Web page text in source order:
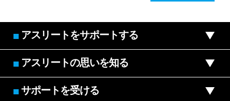
■ アスリートをサポートする
■ アスリートの思いを知る
■サポートを受ける